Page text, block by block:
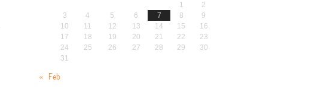
1
2
3
4 5 6 7 8
9
10
11 12 13 14 15
16
17
18 19 20 21 22
23
24
25 26 27 28 29
30
31
« Feb